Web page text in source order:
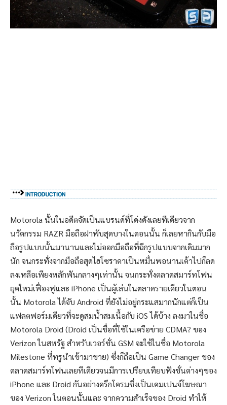
Motorola นั้นในอดีตจัดเป็นแบรนด์ที่โด่งดังเลยทีเดียวจาก
นวัตกรรม RAZR มือถือฝาพับสุดบางในตอนนั้น ก็เลยหากินกับมือ
ถือรูปแบบนั้นมานานและไม่ออกมือถือที่ฉีกรูปแบบจากเดิมมาก
นัก จนกระทั่งจากมือถือสุดไฮโซราคาเป็นหมื่นพอนานเค้าไปก็ลด
ลงเหลือเพียงหลักพันกลางๆเท่านั้น จนกระทั่งตลาดสมาร์ทโฟน
ยุคใหม่เฟื่องฟูและ iPhone เป็นผู้เล่นในตลาดรายเดียวในตอน
นั้น Motorola ได้จับ Android ที่ยังไม่อยู่กระแสมากนักแต่ก็เป็น
แฟลตฟอร์มเดียวที่จะดูสมน้ำสมเนื้อกับ iOS ได้บ้าง ลงมาในชื่อ
Motorola Droid (Droid เป็นชื่อที่ใช้ในเครือข่าย CDMA? ของ
Verizon ในสหรัฐ สำหรับเวอร์ชั่น GSM จะใช้ในชื่อ Motorola
Milestone ที่ทรูนำเข้ามาขาย) ซึ่งก็ถือเป็น Game Changer ของ
ตลาดสมาร์ทโฟนเลยทีเดียวจนมีการเปรียบเทียบฟังชั่นต่างๆของ
iPhone และ Droid กันอย่างครึกโครมซึ่งเป็นเคมเปนจ์โฆษณา
ของ Verizon ในตอนนั้นและ จากความสำเร็จของ Droid ทำให้